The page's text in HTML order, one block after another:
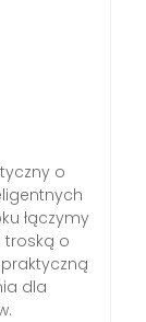
o
łączymy
troską o
dla